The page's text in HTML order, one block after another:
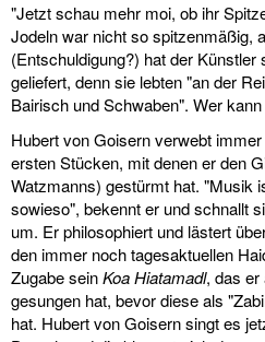
"Jetzt schau mehr moi, ob ihr
Jodeln war nicht so spitzenmäßig,
(Entschuldigung?) hat der Künstler
geliefert, denn sie lebten "an der
Bairisch und Schwaben". Wer
Hubert von Goisern verwebt
ersten Stücken, mit denen er den
Watzmanns) gestürmt hat. "Musik
sowieso", bekennt er und schnallt
um. Er philosophiert und lästert
den immer noch tagesaktuellen
Zugabe seinKoa Hiatamadl, das er
gesungen hat, bevor diese als
hat. Hubert von Goisern singt es